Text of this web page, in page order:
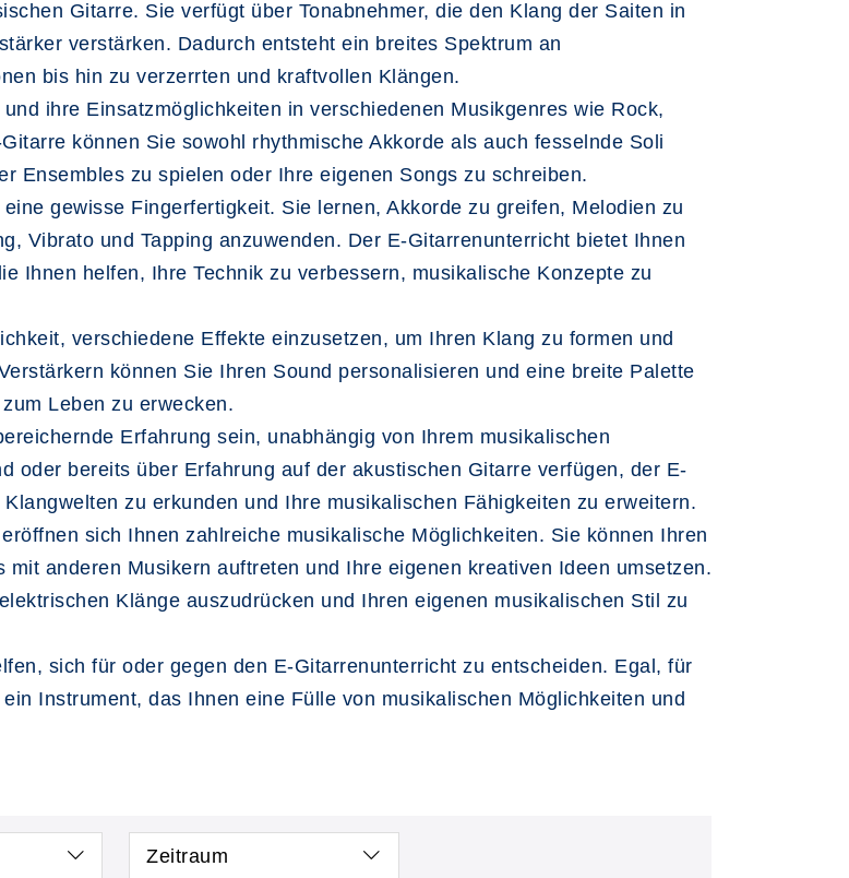
Gitarre. Sie verfügt über Tonabnehmer, die den Klang der Saiten in
verstärken. Dadurch entsteht ein breites Spektrum an
bis hin zu verzerrten und kraftvollen Klängen.
ihre Einsatzmöglichkeiten in verschiedenen Musikgenres wie Rock,
können Sie sowohl rhythmische Akkorde als auch fesselnde Soli
Ensembles zu spielen oder Ihre eigenen Songs zu schreiben.
gewisse Fingerfertigkeit. Sie lernen, Akkorde zu greifen, Melodien zu
Vibrato und Tapping anzuwenden. Der E-Gitarrenunterricht bietet Ihnen
Ihnen helfen, Ihre Technik zu verbessern, musikalische Konzepte zu
verschiedene Effekte einzusetzen, um Ihren Klang zu formen und
können Sie Ihren Sound personalisieren und eine breite Palette
Leben zu erwecken.
Erfahrung sein, unabhängig von Ihrem musikalischen
oder bereits über Erfahrung auf der akustischen Gitarre verfügen, der E-
zu erkunden und Ihre musikalischen Fähigkeiten zu erweitern.
sich Ihnen zahlreiche musikalische Möglichkeiten. Sie können Ihren
anderen Musikern auftreten und Ihre eigenen kreativen Ideen umsetzen.
Klänge auszudrücken und Ihren eigenen musikalischen Stil zu
sich für oder gegen den E-Gitarrenunterricht zu entscheiden. Egal, für
Instrument, das Ihnen eine Fülle von musikalischen Möglichkeiten und
Zeitraum